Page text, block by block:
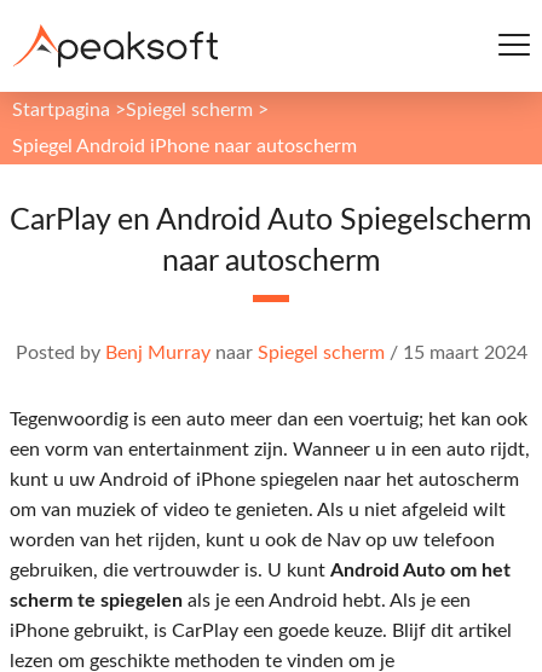
Startpagina >Spiegel scherm >
Spiegel Android iPhone naar autoscherm
CarPlay en Android Auto Spiegelscherm
naar autoscherm
Posted by Benj Murraynaar Spiegel scherm/ 15 maart 2024
Tegenwoordig is een auto meer dan een voertuig; het kan ook
een vorm van entertainment zijn. Wanneer u in een auto rijdt,
kunt u uw Android of iPhone spiegelen naar het autoscherm
om van muziek of video te genieten. Als u niet afgeleid wilt
worden van het rijden, kunt u ook de Nav op uw telefoon
gebruiken, die vertrouwder is. U kunt Android Auto om het
scherm te spiegelen als je een Android hebt. Als je een
iPhone gebruikt, is CarPlay een goede keuze. Blijf dit artikel
lezen om geschikte methoden te vinden om je